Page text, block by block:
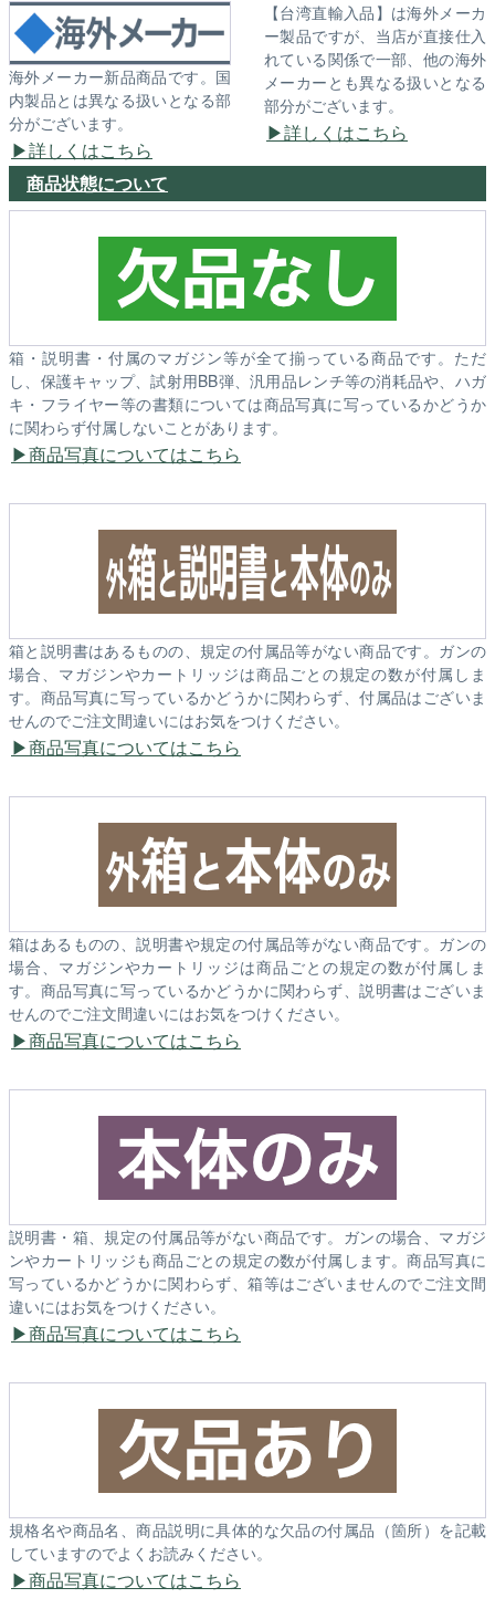
海外メーカー新品商品です。国
内製品とは異なる扱いとなる部
分がございます。
詳しくはこちら
【台湾直輸入品】は海外メーカ
ー製品ですが、当店が直接仕入
れている関係で一部、他の海外
メーカーとも異なる扱いとなる
部分がございます。
詳しくはこちら
商品状態について
箱・説明書・付属のマガジン等が全て揃っている商品です。ただ
し、保護キャップ、試射用BB弾、汎用品レンチ等の消耗品や、ハガ
キ・フライヤー等の書類については商品写真に写っているかどうか
に関わらず付属しないことがあります。
商品写真についてはこちら
箱と説明書はあるものの、規定の付属品等がない商品です。ガンの
場合、マガジンやカートリッジは商品ごとの規定の数が付属しま
す。商品写真に写っているかどうかに関わらず、付属品はございま
せんのでご注文間違いにはお気をつけください。
商品写真についてはこちら
箱はあるものの、説明書や規定の付属品等がない商品です。ガンの
場合、マガジンやカートリッジは商品ごとの規定の数が付属しま
す。商品写真に写っているかどうかに関わらず、説明書はございま
せんのでご注文間違いにはお気をつけください。
商品写真についてはこちら
説明書・箱、規定の付属品等がない商品です。ガンの場合、マガジ
ンやカートリッジも商品ごとの規定の数が付属します。商品写真に
写っているかどうかに関わらず、箱等はございませんのでご注文間
違いにはお気をつけください。
商品写真についてはこちら
規格名や商品名、商品説明に具体的な欠品の付属品（箇所）を記載
していますのでよくお読みください。
商品写真についてはこちら